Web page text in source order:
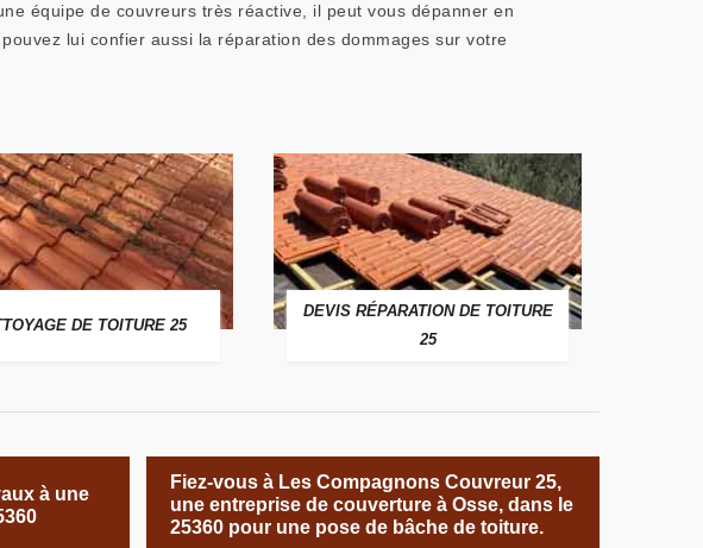
équipe de couvreurs très réactive, il peut vous dépanner en
lui confier aussi la réparation des dommages sur votre
DE TOITURE 25
DEVIS RÉPARATION DE TOITURE
25
à une
Fiez-vous à Les Compagnons Couvreur 25,
une entreprise de couverture à Osse, dans le
25360 pour une pose de bâche de toiture.